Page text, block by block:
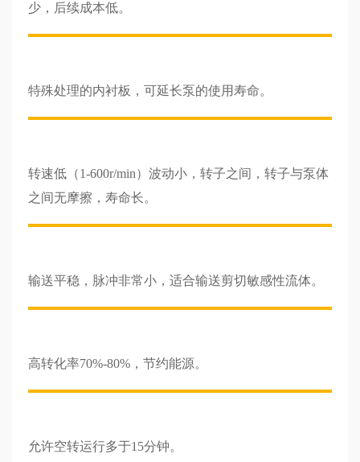
少，后续成本低。
特殊处理的内衬板，可延长泵的使用寿命。
转速低（1-600r/min）波动小，转子之间，转子与泵体
之间无摩擦，寿命长。
输送平稳，脉冲非常小，适合输送剪切敏感性流体。
高转化率70%-80%，节约能源。
允许空转运行多于15分钟。